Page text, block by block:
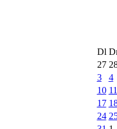
Dl
27
3
4
10 11
17
24